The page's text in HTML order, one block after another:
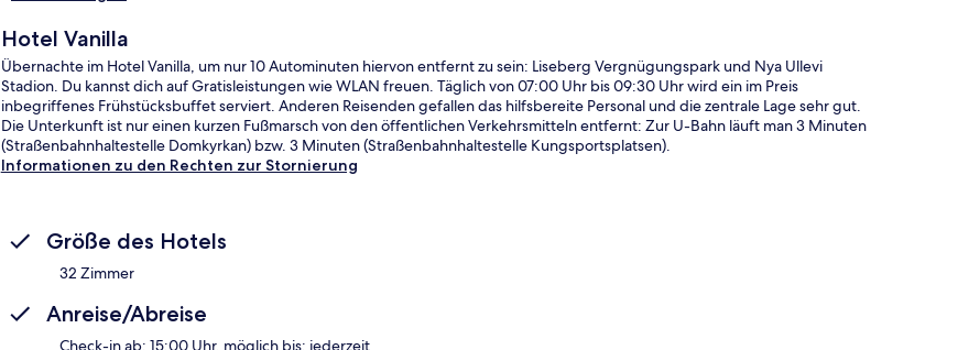
Hotel Vanilla
Übernachte im Hotel Vanilla, um nur 10 Autominuten hiervon entfernt zu sein: Liseberg Vergnügungspark und Nya Ullevi
Stadion. Du kannst dich auf Gratisleistungen wie WLAN freuen. Täglich von 07:00 Uhr bis 09:30 Uhr wird ein im Preis
inbegriffenes Frühstücksbuffet serviert. Anderen Reisenden gefallen das hilfsbereite Personal und die zentrale Lage sehr gut.
Die Unterkunft ist nur einen kurzen Fußmarsch von den öffentlichen Verkehrsmitteln entfernt: Zur U-Bahn läuft man 3 Minuten
(Straßenbahnhaltestelle Domkyrkan) bzw. 3 Minuten (Straßenbahnhaltestelle Kungsportsplatsen).
Informationen zu den Rechten zur Stornierung
Größe des Hotels
32 Zimmer
Anreise/Abreise
Check-in ab: 15:00 Uhr, möglich bis: jederzeit